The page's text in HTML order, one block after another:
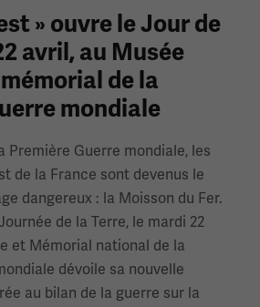
» ouvre le Jour de
avril, au Musée
de la
mondiale
Première Guerre mondiale, les
de la France sont devenus le
dangereux : la Moisson du Fer.
de la Terre, le mardi 22
et Mémorial national de la
dévoile sa nouvelle
au bilan de la guerre sur la